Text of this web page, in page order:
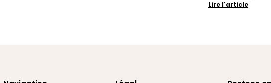
Lire l'article